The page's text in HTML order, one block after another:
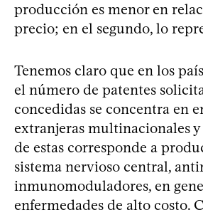
producción es menor en
precio; en el segundo, lo
Tenemos claro que en los
el número de patentes
concedidas se concentra en
extranjeras multinacionales
de estas corresponde a
sistema nervioso central,
inmunomoduladores, en
enfermedades de alto costo.